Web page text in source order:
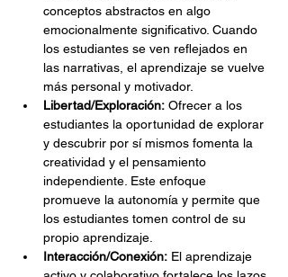
conceptos abstractos en algo
emocionalmente significativo. Cuando
los estudiantes se ven reflejados en
las narrativas, el aprendizaje se vuelve
más personal y motivador.
Libertad/Exploración: Ofrecer a los
estudiantes la oportunidad de explorar
y descubrir por sí mismos fomenta la
creatividad y el pensamiento
independiente. Este enfoque
promueve la autonomía y permite que
los estudiantes tomen control de su
propio aprendizaje.
Interacción/Conexión: El aprendizaje